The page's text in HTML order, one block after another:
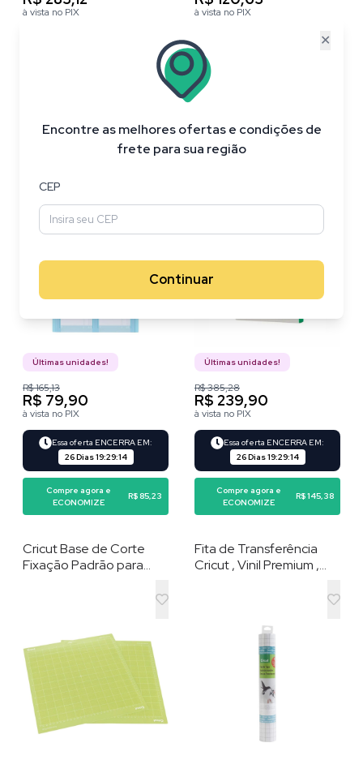
✕
Encontre as melhores ofertas e condições de
frete para sua região
CEP
Continuar
à vista no PIX à vista no PIX
Base de Corte para
Cartões Cricut Maker e
Antiderrapante , Azul
52%OFF
Últimas unidades!
R$ 165,13
R$ 79,90
à vista no PIX
Essa oferta ENCERRA EM:
26 Dias19:29:13
Compre agora e
ECONOMIZE
R$ 85,23
Ferramenta
Transferência de Foil
Últimas unidades!
R$ 385,28
R$ 239,90
à vista no PIX
Essa oferta ENCERRA EM:
26 Dias19:29:13
Compre agora e
ECONOMIZE
R$ 145,38
Cricut Base de Corte
Fixação Padrão para
30 × 30 cm , 2 unidades
Fita de Transferência
Cricut , Vinil Premium ,